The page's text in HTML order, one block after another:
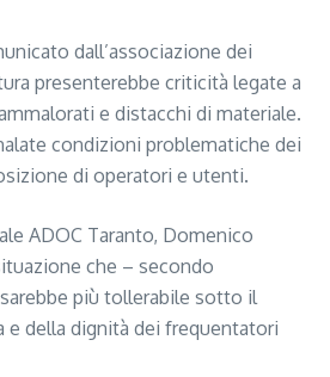
dall’associazione dei
presenterebbe criticità legate a
e distacchi di materiale.
condizioni problematiche dei
di operatori e utenti.
ADOC Taranto, Domenico
che – secondo
più tollerabile sotto il
e della dignità dei frequentatori